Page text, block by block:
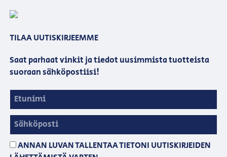
TILAA UUTISKIRJEEMME
Saat parhaat vinkit ja tiedot uusimmista tuotteista
suoraan sähköpostiisi!
ANNAN LUVAN TALLENTAA TIETONI UUTISKIRJEIDEN